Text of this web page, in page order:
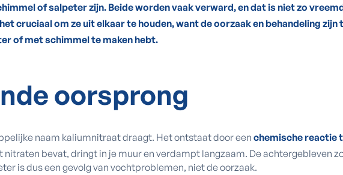
of salpeter zijn. Beide worden vaak verward, en dat is niet zo
cruciaal om ze uit elkaar te houden, want de oorzaak en behandeling zijn
of met schimmel te maken hebt.
oorsprong
naam kaliumnitraat draagt. Het ontstaat door een chemische reactie
nitraten bevat, dringt in je muur en verdampt langzaam. De achtergebleven
is dus een gevolg van vochtproblemen, niet de oorzaak.